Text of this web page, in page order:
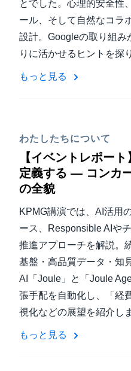
とでした。心理的安全性
ール、そして自然なコラ
設計。Googleの取り組み
りに活かせるヒントを探
もっと見る
わたしたちについて
【イベントレポー
定義する — コンカ
の全貌
KPMG講演では、AI活用
ース、Responsible AIや
推進アプローチを解説。
基盤・高品質データ・知
AI「Joule」と「Joule
張手配を自動化し、「経
視化などの展望を紹介し
もっと見る